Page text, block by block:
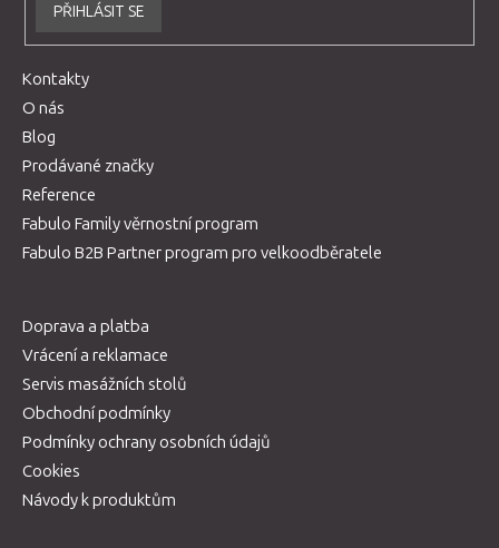
PŘIHLÁSIT SE
Kontakty
O nás
Blog
Prodávané značky
Reference
Fabulo Family věrnostní program
Fabulo B2B Partner program pro velkoodběratele
Doprava a platba
Vrácení a reklamace
Servis masážních stolů
Obchodní podmínky
Podmínky ochrany osobních údajů
Cookies
Návody k produktům